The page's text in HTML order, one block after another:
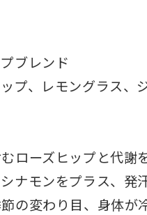
ブレンド
プ、レモングラス、
ローズヒップと代
ナモンをプラス、発
の変わり目、身体